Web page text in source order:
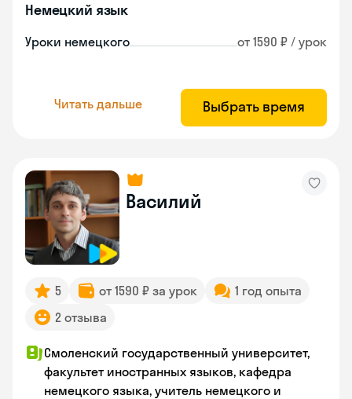
Немецкий язык
Уроки немецкого от 1590 ₽ / урок
Читать дальше Выбрать время
Василий
5 от 1590 ₽ за урок
1 год опыта
2 отзыва
Смоленский государственный университет,
факультет иностранных языков, кафедра
немецкого языка, учитель немецкого и